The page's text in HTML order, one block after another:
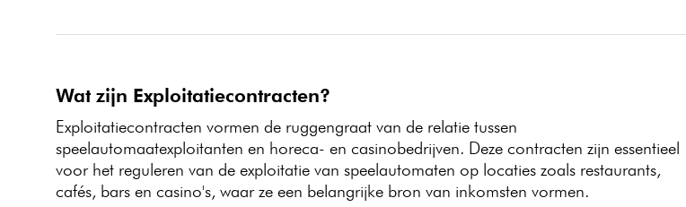
Wat zijn Exploitatiecontracten?
Exploitatiecontracten vormen de ruggengraat van de relatie tussen
speelautomaatexploitanten en horeca- en casinobedrijven. Deze contracten zijn essentieel
voor het reguleren van de exploitatie van speelautomaten op locaties zoals restaurants,
cafés, bars en casino's, waar ze een belangrijke bron van inkomsten vormen.